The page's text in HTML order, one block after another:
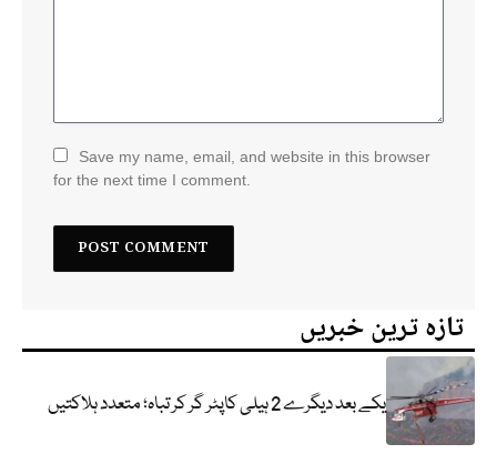
Save my name, email, and website in this browser
for the next time I comment.
تازہ ترین خبریں
یکے بعد دیگرے 2 ہیلی کاپٹر گر کر تباہ؛ متعدد ہلاکتیں